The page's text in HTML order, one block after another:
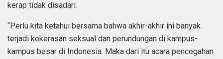
kerap tidak disadari.
“Perlu kita ketahui bersama bahwa akhir-akhir ini banyak
terjadi kekerasan seksual dan perundungan di kampus-
kampus besar di Indonesia. Maka dari itu acara pencegahan